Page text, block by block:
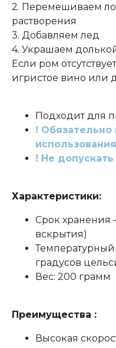
2. Перемешиваем
растворения
3. Добавляем лед
4. Украшаем
Если ром
игристое вино или
Подходит для
! Обязательно
! Не
Характеристики:
Срок хранения
вскрытия)
градусов
Вес: 200 грамм
Преимущества :
Высокая